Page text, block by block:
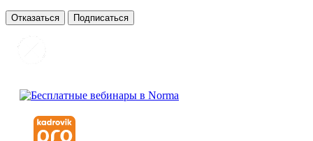
Отказаться Подписаться